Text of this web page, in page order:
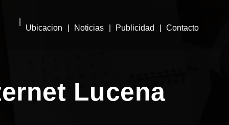
Ubicacion Noticias Publicidad Contacto
Lucena